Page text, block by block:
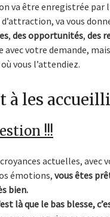
va être enregistrée par
va vous
, des opportunités, des
votre demande,
vous l’attendiez.
à les
!!!
croyances actuelles,
émotions,vous êtes
bien.
là que le bas blesse,